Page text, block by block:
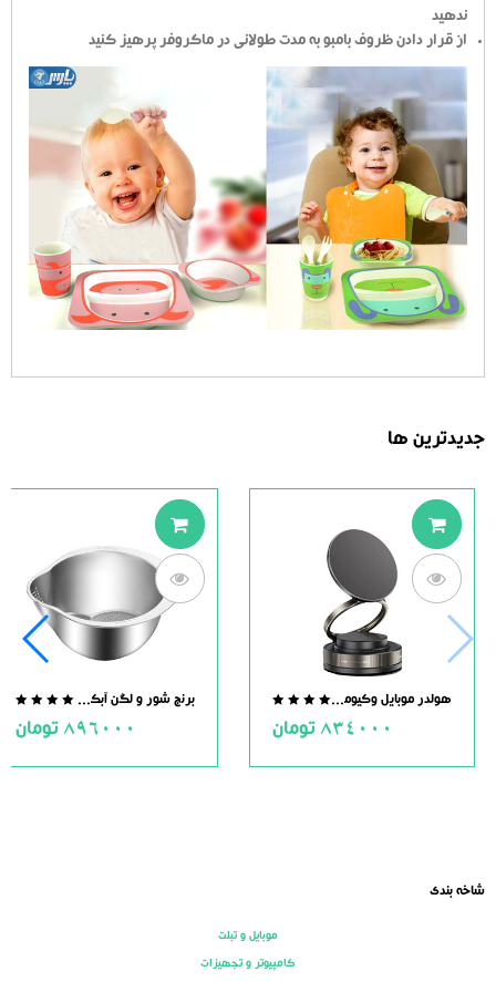
ندهید
از قرار دادن ظروف بامبو به مدت طولانی در ماکروفر پرهیز کنید
جدیدترین ها
out
هولدر موبایل وکیومی مگنت دار
834000 تومان
برنج شور و لگن آبکش دار استیل
896000 تومان
شاخه بندی
موبایل و تبلت
کامپیوتر و تجهیزات